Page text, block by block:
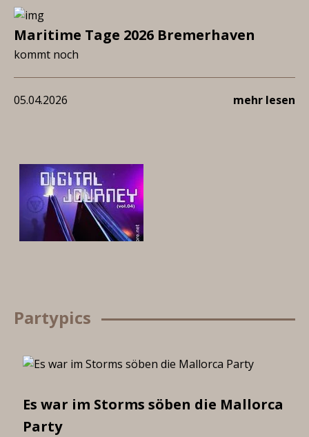
Maritime Tage 2026 Bremerhaven
kommt noch
05.04.2026 mehr lesen
Partypics
Es war im Storms söben die Mallorca
Party